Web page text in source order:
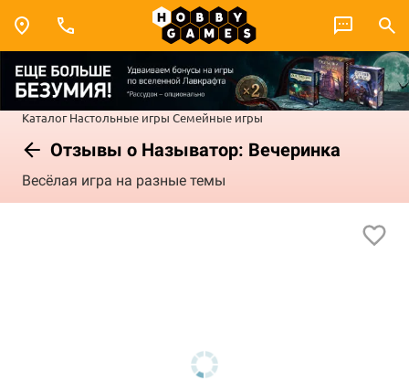
Каталог Настольные игры Семейные игры
Отзывы о Называтор: Вечеринка
Весёлая игра на разные темы